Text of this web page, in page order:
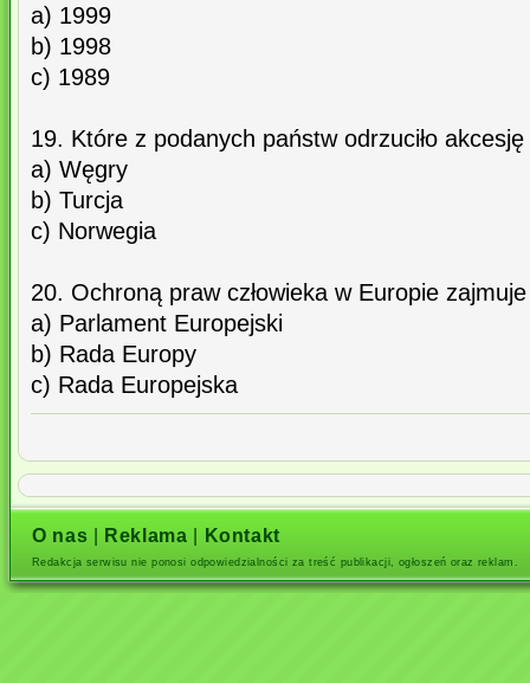
a) 1999
b) 1998
c) 1989
19. Które z podanych państw odrzuciło
a) Węgry
b) Turcja
c) Norwegia
20. Ochroną praw człowieka w Europie
a) Parlament Europejski
b) Rada Europy
c) Rada Europejska
O nas Reklama Kontakt
Redakcja serwisu nie ponosi odpowiedzialności za treść publikacji, ogłoszeń oraz reklam.